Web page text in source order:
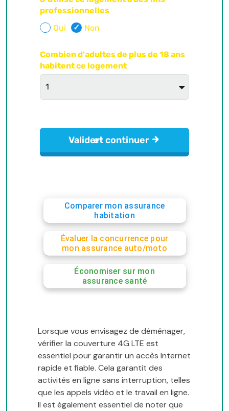
Comparer mon assurance
habitation
Évaluer la concurrence pour
mon assurance auto/moto
Économiser sur mon
assurance santé
Lorsque vous envisagez de déménager,
vérifier la couverture 4G LTE est
essentiel pour garantir un accès Internet
rapide et fiable. Cela garantit des
activités en ligne sans interruption, telles
que les appels vidéo et le travail en ligne.
Il est également essentiel de noter que